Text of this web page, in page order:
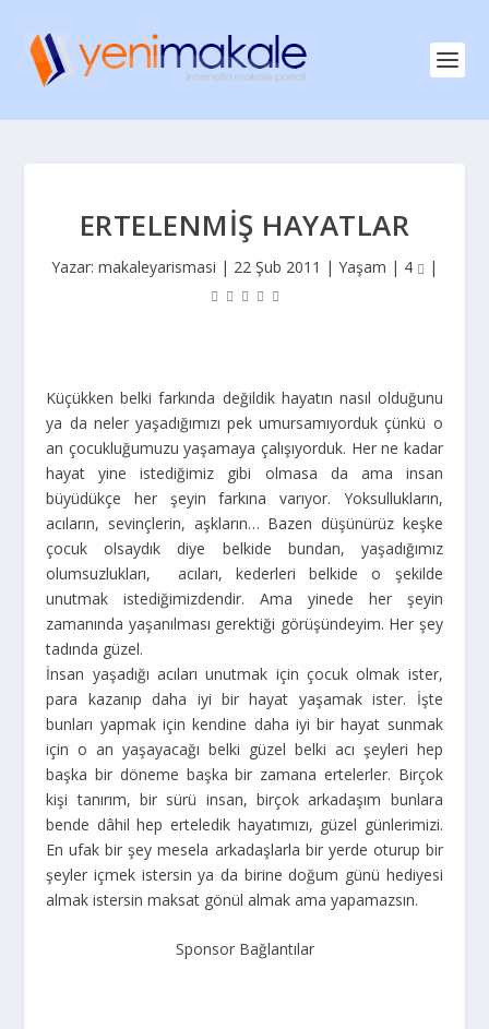
ERTELENMIŞ HAYATLAR
Yazar: makaleyarismasi | 22 Şub 2011 | Yaşam | 4 |
Küçükken belki farkında değildik hayatın nasıl olduğunu
ya da neler yaşadığımızı pek umursamıyorduk çünkü o
an çocukluğumuzu yaşamaya çalışıyorduk. Her ne kadar
hayat yine istediğimiz gibi olmasa da ama insan
büyüdükçe her şeyin farkına varıyor. Yoksullukların,
acıların, sevinçlerin, aşkların… Bazen düşünürüz keşke
çocuk olsaydık diye belkide bundan, yaşadığımız
olumsuzlukları, acıları, kederleri belkide o şekilde
unutmak istediğimizdendir. Ama yinede her şeyin
zamanında yaşanılması gerektiği görüşündeyim. Her şey
tadında güzel.
İnsan yaşadığı acıları unutmak için çocuk olmak ister,
para kazanıp daha iyi bir hayat yaşamak ister. İşte
bunları yapmak için kendine daha iyi bir hayat sunmak
için o an yaşayacağı belki güzel belki acı şeyleri hep
başka bir döneme başka bir zamana ertelerler. Birçok
kişi tanırım, bir sürü insan, birçok arkadaşım bunlara
bende dâhil hep erteledik hayatımızı, güzel günlerimizi.
En ufak bir şey mesela arkadaşlarla bir yerde oturup bir
şeyler içmek istersin ya da birine doğum günü hediyesi
almak istersin maksat gönül almak ama yapamazsın.
Sponsor Bağlantılar